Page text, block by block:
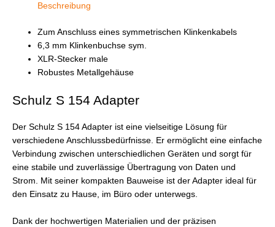
Beschreibung
Zum Anschluss eines symmetrischen Klinkenkabels
6,3 mm Klinkenbuchse sym.
XLR-Stecker male
Robustes Metallgehäuse
Schulz S 154 Adapter
Der Schulz S 154 Adapter ist eine vielseitige Lösung für
verschiedene Anschlussbedürfnisse. Er ermöglicht eine einfache
Verbindung zwischen unterschiedlichen Geräten und sorgt für
eine stabile und zuverlässige Übertragung von Daten und
Strom. Mit seiner kompakten Bauweise ist der Adapter ideal für
den Einsatz zu Hause, im Büro oder unterwegs.
Dank der hochwertigen Materialien und der präzisen